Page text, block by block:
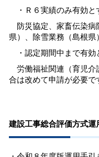
・Ｒ６実績のみ有効と
防災協定、家畜伝染病
県）、除雪業務（島根
・認定期間中まで有効
労働福祉関連（育児介
合は改めて申請が必要で
建設工事総合評価方式運